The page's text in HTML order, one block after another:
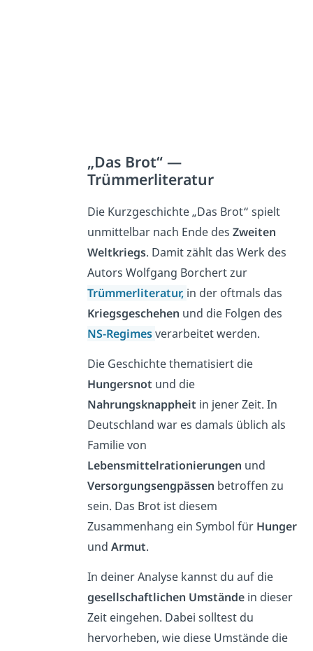
„Das Brot“ —
Trümmerliteratur
Die Kurzgeschichte „Das Brot“ spielt
unmittelbar nach Ende desZweiten
Weltkriegs. Damit zählt das Werk des
Autors Wolfgang Borchert zur
Trümmerliteratur, in der oftmals das
Kriegsgeschehen und die Folgen des
NS-Regimesverarbeitet werden.
Die Geschichte thematisiert die
Hungersnot und die
Nahrungsknappheit in jener Zeit. In
Deutschland war es damals üblich als
Familie von
Lebensmittelrationierungen und
Versorgungsengpässen betroffen zu
sein. Das Brot ist diesem
Zusammenhang ein Symbol für Hunger
undArmut.
In deiner Analyse kannst du auf die
gesellschaftlichen Umstände in dieser
Zeit eingehen. Dabei solltest du
hervorheben, wie diese Umstände die